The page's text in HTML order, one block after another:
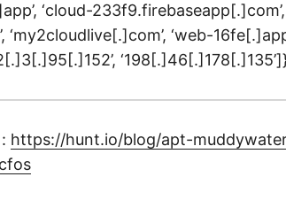
‘cloud-
‘my2cloudlive[.]com’, ‘web-
: https://hunt.io/blog/apt-